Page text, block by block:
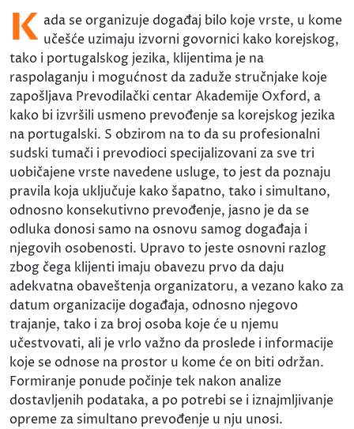
K ada se organizuje događaj bilo koje vrste, u kome
učešće uzimaju izvorni govornici kako korejskog,
tako i portugalskog jezika, klijentima je na
raspolaganju i mogućnost da zaduže stručnjake koje
zapošljava Prevodilački centar Akademije Oxford, a
kako bi izvršili usmeno prevođenje sa korejskog jezika
na portugalski. S obzirom na to da su profesionalni
sudski tumači i prevodioci specijalizovani za sve tri
uobičajene vrste navedene usluge, to jest da poznaju
pravila koja uključuje kako šapatno, tako i simultano,
odnosno konsekutivno prevođenje, jasno je da se
odluka donosi samo na osnovu samog događaja i
njegovih osobenosti. Upravo to jeste osnovni razlog
zbog čega klijenti imaju obavezu prvo da daju
adekvatna obaveštenja organizatoru, a vezano kako za
datum organizacije događaja, odnosno njegovo
trajanje, tako i za broj osoba koje će u njemu
učestvovati, ali je vrlo važno da proslede i informacije
koje se odnose na prostor u kome će on biti održan.
Formiranje ponude počinje tek nakon analize
dostavljenih podataka, a po potrebi se i iznajmljivanje
opreme za simultano prevođenje u nju unosi.